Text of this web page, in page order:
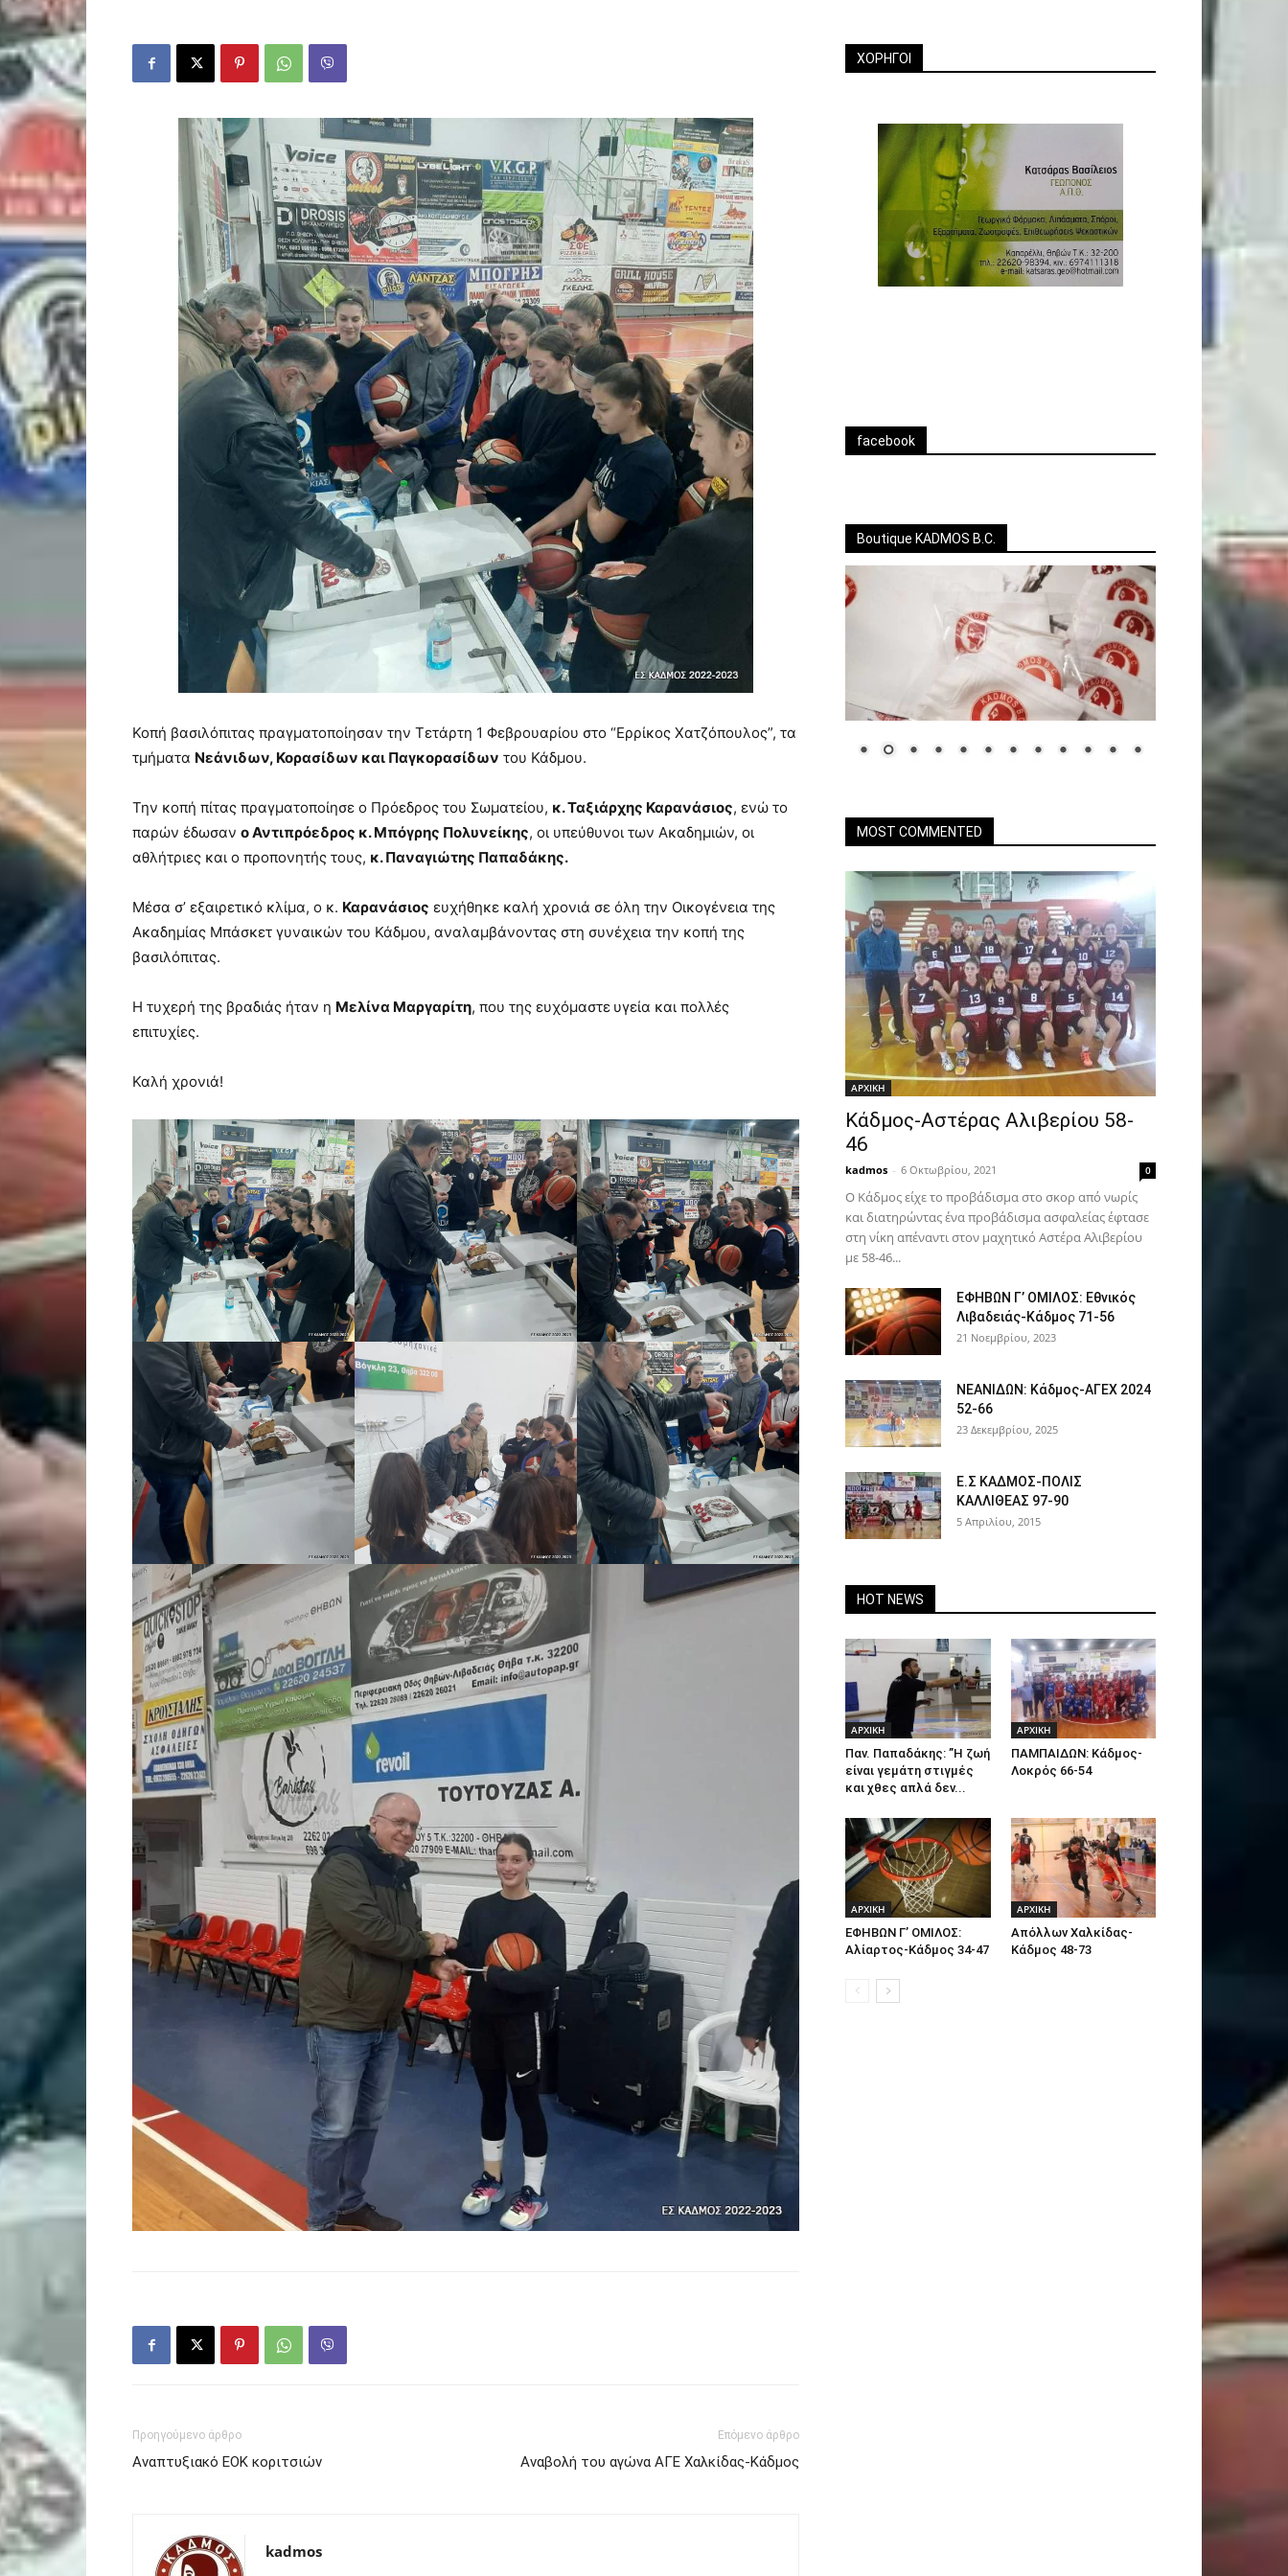
Κοπή βασιλόπιτας πραγματοποίησαν την Τετάρτη 1 Φεβρουαρίου στο “Ερρίκος Χατζόπουλος”, τα
τμήματα Νεάνιδων, Κορασίδων και Παγκορασίδων του Κάδμου.
Την κοπή πίτας πραγματοποίησε ο Πρόεδρος του Σωματείου, κ. Ταξιάρχης Καρανάσιος, ενώ το
παρών έδωσαν ο Αντιπρόεδρος κ. Μπόγρης Πολυνείκης, οι υπεύθυνοι των Ακαδημιών, οι
αθλήτριες και ο προπονητής τους, κ. Παναγιώτης Παπαδάκης.
Μέσα σ’ εξαιρετικό κλίμα, ο κ. Καρανάσιος ευχήθηκε καλή χρονιά σε όλη την Οικογένεια της
Ακαδημίας Μπάσκετ γυναικών του Κάδμου, αναλαμβάνοντας στη συνέχεια την κοπή της
βασιλόπιτας.
Η τυχερή της βραδιάς ήταν η Μελίνα Μαργαρίτη, που της ευχόμαστε υγεία και πολλές
επιτυχίες.
Καλή χρονιά!
Προηγούμενο άρθρο
Αναπτυξιακό ΕΟΚ κοριτσιών
Επόμενο άρθρο
Αναβολή του αγώνα ΑΓΕ Χαλκίδας-Κάδμος
kadmos
ΧΟΡΗΓΟΙ
facebook
Boutique KADMOS B.C.
MOST COMMENTED
ΑΡΧΙΚΗ
Κάδμος-Αστέρας Αλιβερίου 58-
46
kadmos - 6 Οκτωβρίου, 2021 0
Ο Κάδμος είχε το προβάδισμα στο σκορ από νωρίς
και διατηρώντας ένα προβάδισμα ασφαλείας έφτασε
στη νίκη απέναντι στον μαχητικό Αστέρα Αλιβερίου
με 58-46...
ΕΦΗΒΩΝ Γ’ ΟΜΙΛΟΣ: Εθνικός
Λιβαδειάς-Κάδμος 71-56
21 Νοεμβρίου, 2023
ΝΕΑΝΙΔΩΝ: Κάδμος-ΑΓΕΧ 2024
52-66
23 Δεκεμβρίου, 2025
Ε.Σ ΚΑΔΜΟΣ-ΠΟΛΙΣ
ΚΑΛΛΙΘΕΑΣ 97-90
5 Απριλίου, 2015
HOT NEWS
ΑΡΧΙΚΗ
Παν. Παπαδάκης: ”Η ζωή
είναι γεμάτη στιγμές
και χθες απλά δεν...
ΑΡΧΙΚΗ
ΠΑΜΠΑΙΔΩΝ: Κάδμος-
Λοκρός 66-54
ΑΡΧΙΚΗ
ΕΦΗΒΩΝ Γ’ ΟΜΙΛΟΣ:
Αλίαρτος-Κάδμος 34-47
ΑΡΧΙΚΗ
Απόλλων Χαλκίδας-
Κάδμος 48-73